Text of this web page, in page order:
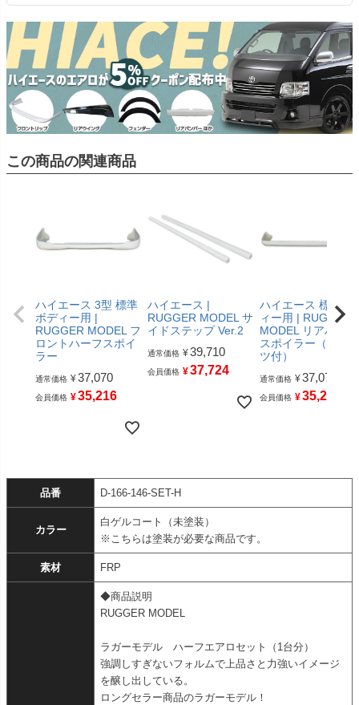
この商品の関連商品
ハイエース 3型 標準
ボディー用 |
RUGGER MODEL フ
ロントハーフスポイ
ラー
通常価格 ¥37,070
会員価格 ¥35,216
ハイエース |
RUGGER MODEL サ
イドステップ Ver.2
通常価格 ¥39,710
会員価格 ¥37,724
ハイエース 標準ボ
ィー用 | RUGGER
MODEL リアハーフ
スポイラー（小パ
ツ付）
通常価格 ¥37,070
会員価格 ¥35,216
品番 D-166-146-SET-H
カラー
白ゲルコート（未塗装）
※こちらは塗装が必要な商品です。
素材 FRP
◆商品説明
RUGGER MODEL
ラガーモデル ハーフエアロセット（1台分）
強調しすぎないフォルムで上品さと力強いイメージ
を醸し出している。
ロングセラー商品のラガーモデル！